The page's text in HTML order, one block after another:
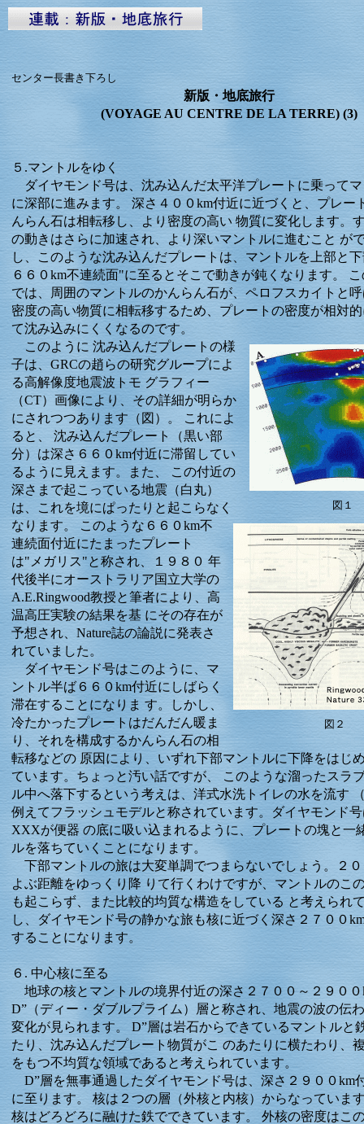
センター長書き下ろし
新版・地底旅行
(VOYAGE AU CENTRE DE LA TERRE) (3)
５.マントルをゆく
ダイヤモンド号は、沈み込んだ太平洋プレートに乗って
に深部に進みます。 深さ４００km付近に近づくと、プレー
んらん石は相転移し、より密度の高い 物質に変化します。
の動きはさらに加速され、より深いマントルに進むこと が
し、このような沈み込んだプレートは、マントルを上部と
６６０km不連続面"に至るとそこで動きが鈍くなります。
では、周囲のマントルのかんらん石が、ペロフスカイトと
密度の高い物質に相転移するため、プレートの密度が相対
て沈み込みにくくなるのです。
図１
このように 沈み込んだプレートの様
子は、GRCの趙らの研究グループによ
る高解像度地震波トモ グラフィー
（CT）画像により、その詳細が明らか
にされつつあります（図）。 これによ
ると、 沈み込んだプレート（黒い部
分）は深さ６６０km付近に滞留してい
るように見えます。また、 この付近の
深さまで起こっている地震（白丸）
は、これを境にぱったりと起こらなく
なります。
図２
このような６６０km不
連続面付近にたまったプレート
は"メガリス"と称され、１９８０ 年
代後半にオーストラリア国立大学の
A.E.Ringwood教授と筆者により、高
温高圧実験の結果を基 にその存在が
予想され、Nature誌の論説に発表さ
れていました。
ダイヤモンド号はこのように、マ
ントル半ば６６０km付近にしばらく
滞在することになりま す。しかし、
冷たかったプレートはだんだん暖ま
り、それを構成するかんらん石の相
転移などの 原因により、いずれ下部マントルに下降をはじ
ています。ちょっと汚い話ですが、 このような溜ったスラ
ル中へ落下するという考えは、洋式水洗トイレの水を流す
例えてフラッシュモデルと称されています。ダイヤモンド
XXXが便器 の底に吸い込まれるように、プレートの塊と一
ルを落ちていくことになります。
下部マントルの旅は大変単調でつまらないでしょう。２
よぶ距離をゆっくり降 りて行くわけですが、マントルのこ
も起こらず、また比較的均質な構造をしている と考えられ
し、ダイヤモンド号の静かな旅も核に近づく深さ２７００
することになります。
６. 中心核に至る
地球の核とマントルの境界付近の深さ２７００～２９００
D”（ディー・ダブルプライム）層と称され、地震の波の伝
変化が見られます。 D”層は岩石からできているマントルと
たり、沈み込んだプレート物質がこ のあたりに横たわり、
をもつ不均質な領域であると考えられています。
D”層を無事通過したダイヤモンド号は、深さ２９００km
に至ります。 核は２つの層（外核と内核）からなっていま
核はどろどろに融けた鉄でできています。 外核の密度はこ